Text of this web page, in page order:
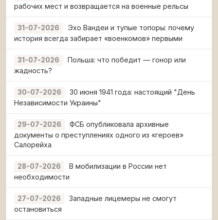
рабочих мест и возвращается на военные рельсы
31-07-2026
Эхо Вандеи и тупые топоры: почему
история всегда забирает «военкомов» первыми
31-07-2026
Польша: что победит — гонор или
жадность?
30-07-2026
30 июня 1941 года: настоящий "День
Независимости Украины"
29-07-2026
ФСБ опубликовала архивные
документы о преступлениях одного из «героев»
Салорейха
28-07-2026
В мобилизации в России нет
необходимости
27-07-2026
Западные лицемеры не смогут
остановиться